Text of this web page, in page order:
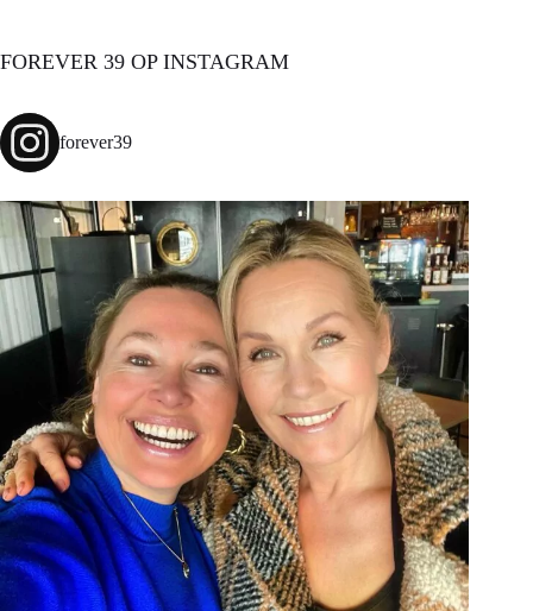
FOREVER 39 OP INSTAGRAM
forever39